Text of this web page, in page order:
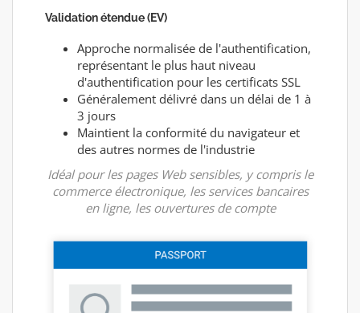
Validation étendue (EV)
Approche normalisée de l'authentification,
représentant le plus haut niveau
d'authentification pour les certificats SSL
Généralement délivré dans un délai de 1 à
3 jours
Maintient la conformité du navigateur et
des autres normes de l'industrie
Idéal pour les pages Web sensibles, y compris le
commerce électronique, les services bancaires
en ligne, les ouvertures de compte